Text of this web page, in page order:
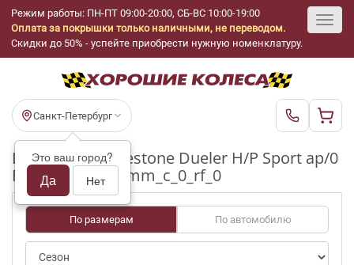
Режим работы: ПН-ПТ 09:00-20:00, СБ-ВС 10:00-19:00
Оплата за покрышки только наличными, не переводом.
Скидки до 50% - успейте приобрести нужную номенклатуру.
Санкт-Петербург
Это ваш город?
Да Нет
Шины бу Bridgestone Dueler H/P Sport ap/0
R17_215_60_3-4mm_c_0_rf_0
По размерам По автомобилю